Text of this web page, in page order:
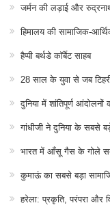
जर्मन की लड़ाई और
हिमालय की सामाजिक-
हैप्पी बर्थडे कॉर्बेट साहब
28 साल के युवा से जब
दुनिया में शांतिपूर्ण आंदोलनों
गांधीजी ने दुनिया के सबसे
भारत में आँसू गैस के गोले
कुमाऊं का सबसे बड़ा
हरेला: प्रकृति, परंपरा और